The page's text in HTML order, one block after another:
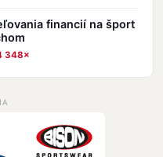
financií na šport
348×